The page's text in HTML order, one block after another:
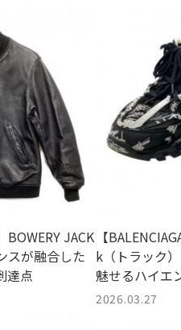
JACK
スが融合した
達点
【
k（トラック
魅せるハイエ
存在感
2026.03.27